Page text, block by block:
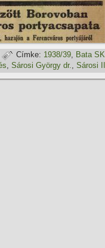
Címke: 1938/39, Bata SK
, Sárosi György dr., Sárosi